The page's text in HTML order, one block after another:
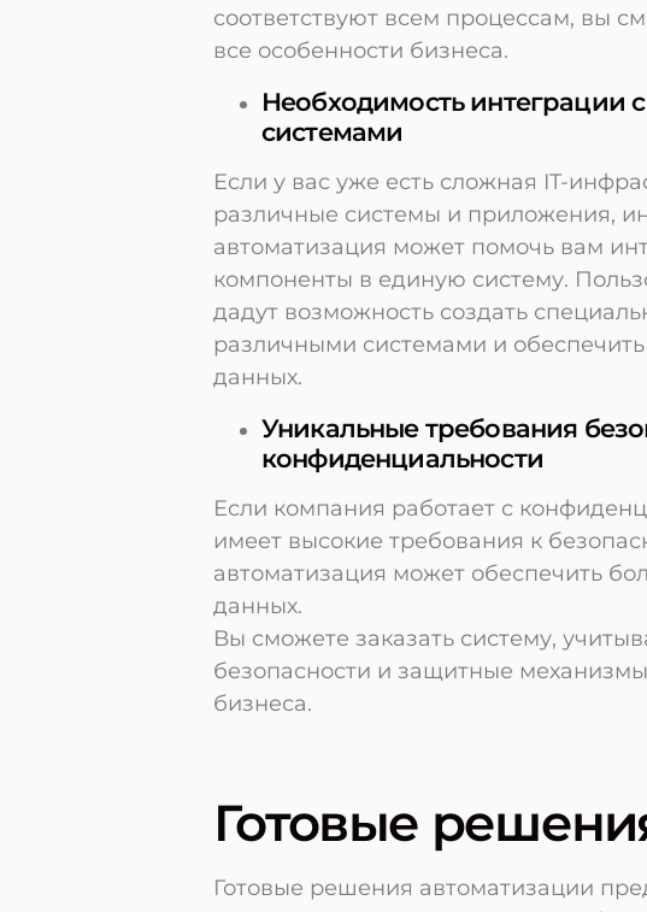
соответствуют всем процессам, вы
все особенности бизнеса.
Необходимость интеграции
системами
Если у вас уже есть сложная IT-
различные системы и приложения,
автоматизация может помочь вам
компоненты в единую систему.
дадут возможность создать
различными системами и
данных.
Уникальные требования
конфиденциальности
Если компания работает с
имеет высокие требования к
автоматизация может обеспечить
данных.
Вы сможете заказать систему,
безопасности и защитные
бизнеса.
Готовые
Готовые решения автоматизации